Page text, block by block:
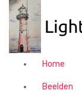
Home
Beelden